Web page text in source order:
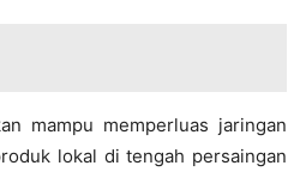
mampu memperluas jaringan
lokal di tengah persaingan